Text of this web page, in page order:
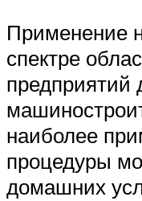
Применение
спектре
предприятий
наиболее
процедуры
домашних